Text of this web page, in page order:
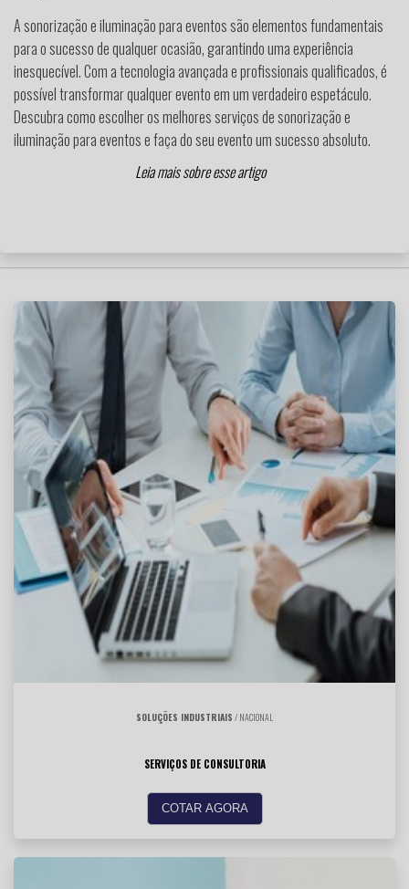
A sonorização e iluminação para eventos são elementos fundamentais
para o sucesso de qualquer ocasião, garantindo uma experiência
inesquecível. Com a tecnologia avançada e profissionais qualificados, é
possível transformar qualquer evento em um verdadeiro espetáculo.
Descubra como escolher os melhores serviços de sonorização e
iluminação para eventos e faça do seu evento um sucesso absoluto.
SOLUÇÕES INDUSTRIAIS / NACIONAL
SERVIÇOS DE CONSULTORIA
COTAR AGORA